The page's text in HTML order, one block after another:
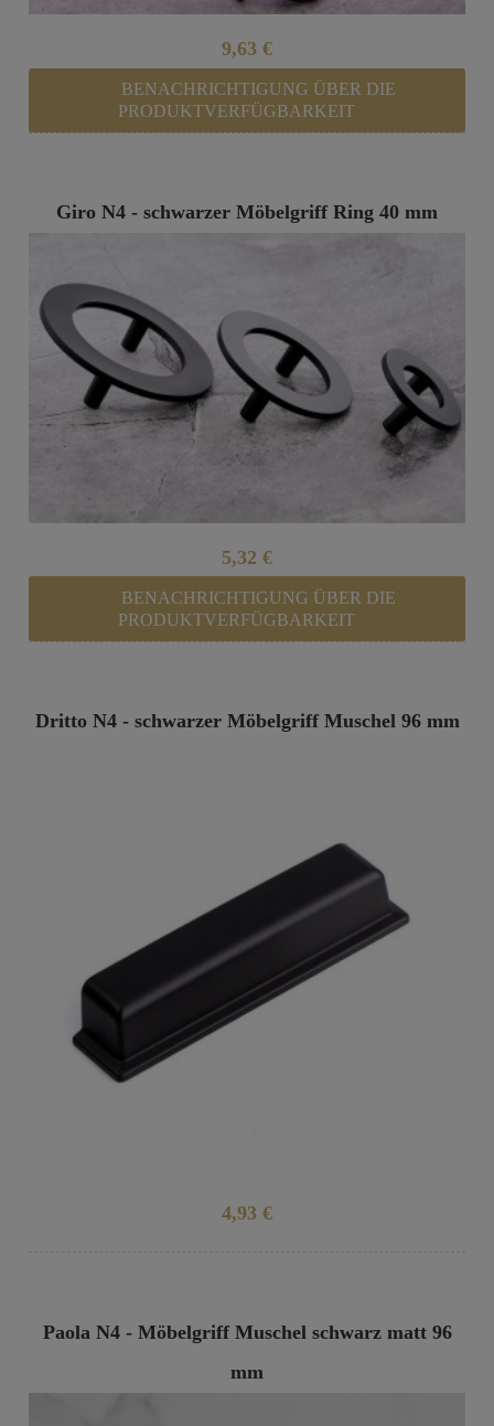
9,63 €
BENACHRICHTIGUNG ÜBER DIE
PRODUKTVERFÜGBARKEIT
Giro N4 - schwarzer Möbelgriff Ring 40 mm
5,32 €
BENACHRICHTIGUNG ÜBER DIE
PRODUKTVERFÜGBARKEIT
Dritto N4 - schwarzer Möbelgriff Muschel 96 mm
4,93 €
Paola N4 - Möbelgriff Muschel schwarz matt 96
mm